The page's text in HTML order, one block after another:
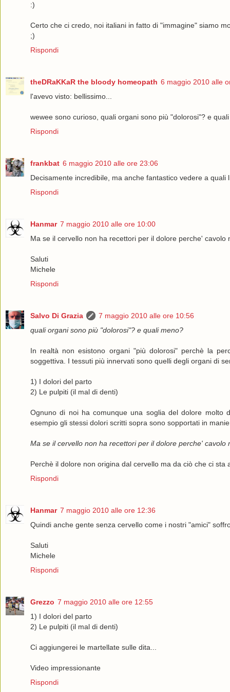
:)
Certo che ci credo, noi italiani in fatto di "immagine" siamo
;)
Rispondi
theDRaKKaR the bloody homeopath 6 maggio 2010 alle
l'avevo visto: bellissimo...
wewee sono curioso, quali organi sono più "dolorosi"? e
Rispondi
frankbat 6 maggio 2010 alle ore 23:06
Decisamente incredibile, ma anche fantastico vedere a quali
Rispondi
Hanmar 7 maggio 2010 alle ore 10:00
Ma se il cervello non ha recettori per il dolore perche'
Saluti
Michele
Rispondi
Salvo Di Grazia
7 maggio 2010 alle ore 10:56
quali organi sono più "dolorosi"? e quali meno?
In realtà non esistono organi "più dolorosi" perchè la
soggettiva. I tessuti più innervati sono quelli degli organi di
1) I dolori del parto
2) Le pulpiti (il mal di denti)
Ognuno di noi ha comunque una soglia del dolore molto
esempio gli stessi dolori scritti sopra sono sopportati in
Ma se il cervello non ha recettori per il dolore perche' cavolo
Perchè il dolore non origina dal cervello ma da ciò che ci
Rispondi
Hanmar 7 maggio 2010 alle ore 12:36
Quindi anche gente senza cervello come i nostri "amici"
Saluti
Michele
Rispondi
Grezzo 7 maggio 2010 alle ore 12:55
1) I dolori del parto
2) Le pulpiti (il mal di denti)
Ci aggiungerei le martellate sulle dita...
Video impressionante
Rispondi